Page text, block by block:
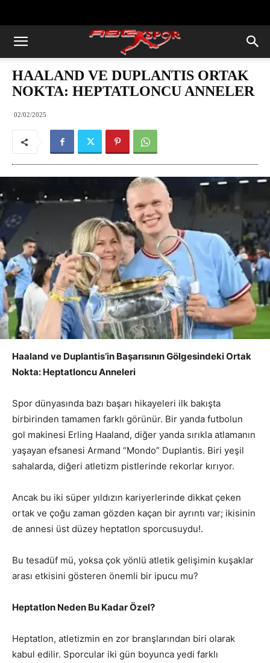
HAALAND VE DUPLANTIS ORTAK
NOKTA: HEPTATLONCU ANNELER
02/02/2025
Haaland ve Duplantis’in Başarısının Gölgesindeki Ortak
Nokta: Heptatloncu Anneleri
Spor dünyasında bazı başarı hikayeleri ilk bakışta
birbirinden tamamen farklı görünür. Bir yanda futbolun
gol makinesi Erling Haaland, diğer yanda sırıkla atlamanın
yaşayan efsanesi Armand “Mondo” Duplantis. Biri yeşil
sahalarda, diğeri atletizm pistlerinde rekorlar kırıyor.
Ancak bu iki süper yıldızın kariyerlerinde dikkat çeken
ortak ve çoğu zaman gözden kaçan bir ayrıntı var; ikisinin
de annesi üst düzey heptatlon sporcusuydu!.
Bu tesadüf mü, yoksa çok yönlü atletik gelişimin kuşaklar
arası etkisini gösteren önemli bir ipucu mu?
Heptatlon Neden Bu Kadar Özel?
Heptatlon, atletizmin en zor branşlarından biri olarak
kabul edilir. Sporcular iki gün boyunca yedi farklı